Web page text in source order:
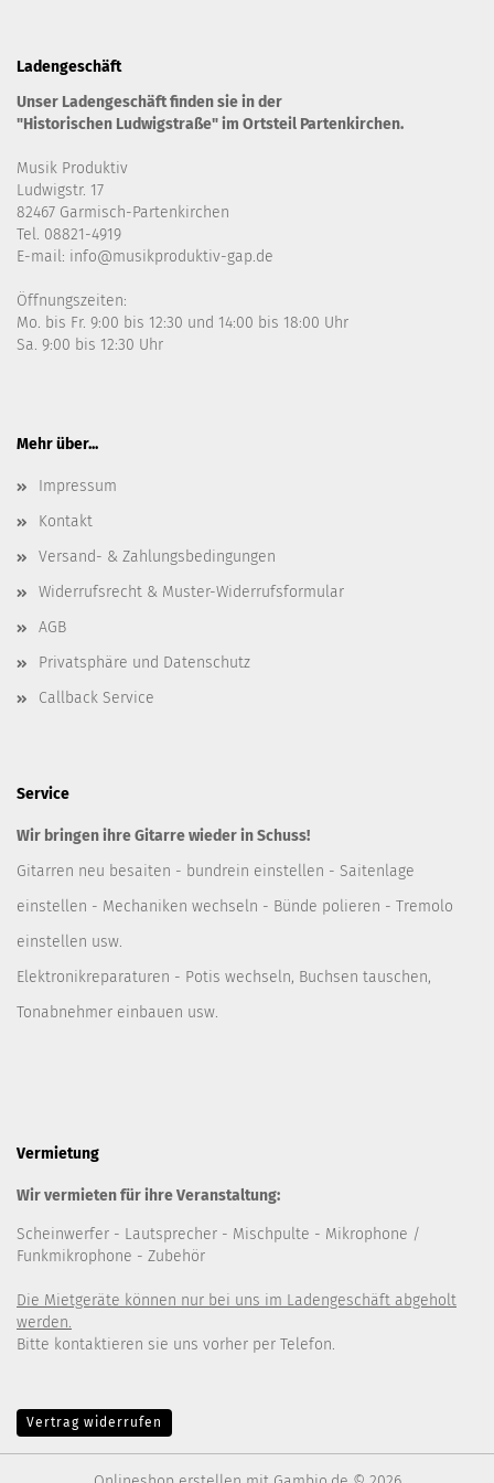
Ladengeschäft
Unser Ladengeschäft finden sie in der
"Historischen Ludwigstraße" im Ortsteil Partenkirchen.
Musik Produktiv
Ludwigstr. 17
82467 Garmisch-Partenkirchen
Tel. 08821-4919
E-mail: info@musikproduktiv-gap.de
Öffnungszeiten:
Mo. bis Fr. 9:00 bis 12:30 und 14:00 bis 18:00 Uhr
Sa. 9:00 bis 12:30 Uhr
Mehr über...
Impressum
Kontakt
Versand- & Zahlungsbedingungen
Widerrufsrecht & Muster-Widerrufsformular
AGB
Privatsphäre und Datenschutz
Callback Service
Service
Wir bringen ihre Gitarre wieder in Schuss!
Gitarren neu besaiten - bundrein einstellen - Saitenlage
einstellen - Mechaniken wechseln - Bünde polieren - Tremolo
einstellen usw.
Elektronikreparaturen - Potis wechseln, Buchsen tauschen,
Tonabnehmer einbauen usw.
Vermietung
Wir vermieten für ihre Veranstaltung:
Scheinwerfer - Lautsprecher - Mischpulte - Mikrophone /
Funkmikrophone - Zubehör
Die Mietgeräte können nur bei uns im Ladengeschäft abgeholt
werden.
Bitte kontaktieren sie uns vorher per Telefon.
Vertrag widerrufen